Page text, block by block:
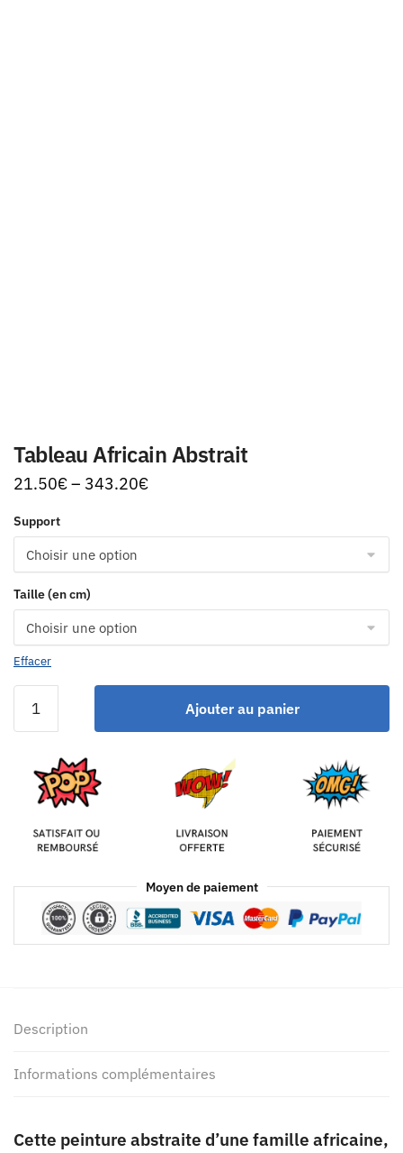
Tableau Africain Abstrait
21.50€– 343.20€
Support
Taille (en cm)
Effacer
Ajouter au panier
Moyen de paiement
Description
Informations complémentaires
Cette peinture abstraite d’une famille africaine,